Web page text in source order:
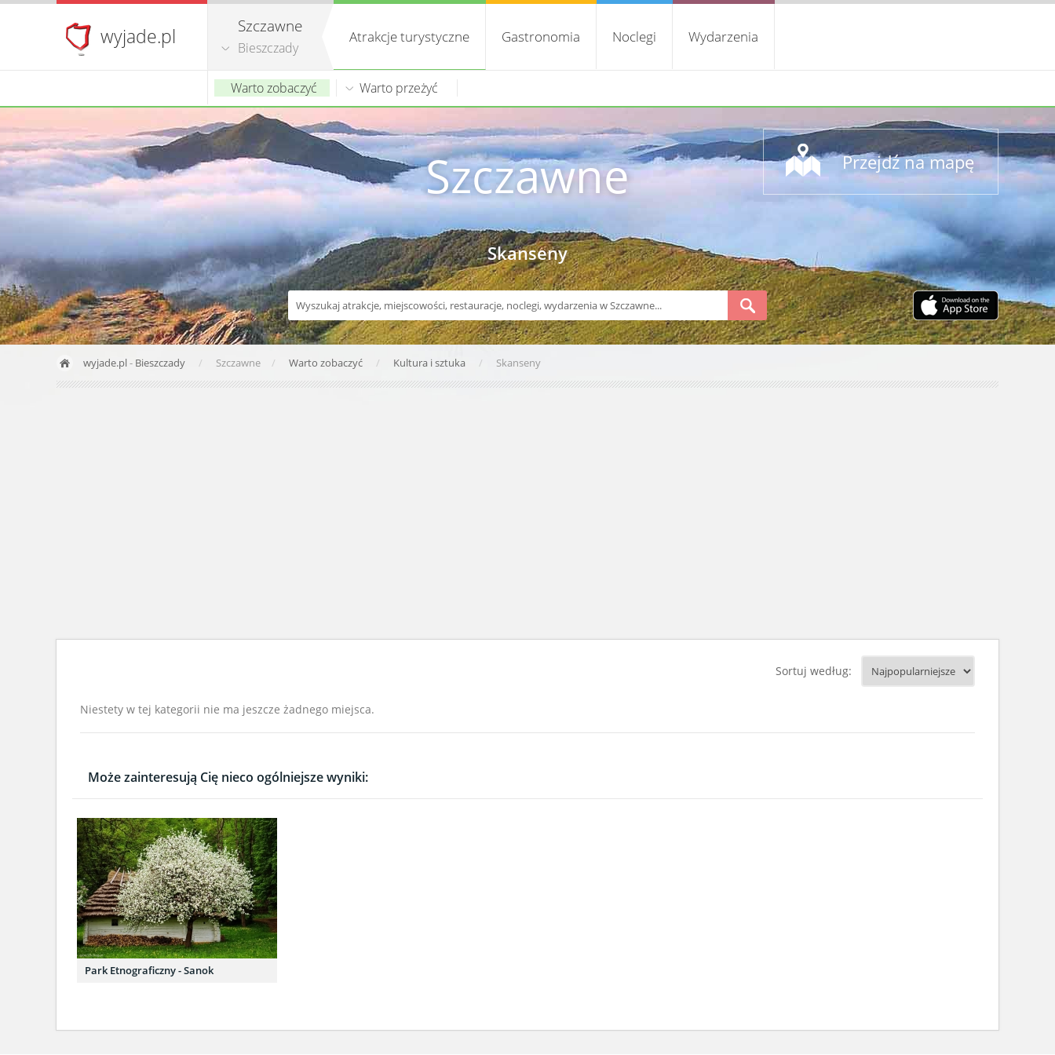
wyjade.pl Szczawne
Bieszczady
Atrakcje turystyczne
Warto zobaczyć Warto przeżyć
Gastronomia Noclegi Wydarzenia
Szczawne
Skanseny
Przejdź na mapę
wyjade.pl- Bieszczady Szczawne Warto zobaczyć Kultura i sztuka Skanseny
Sortuj według:
Niestety w tej kategorii nie ma jeszcze żadnego miejsca.
Może zainteresują Cię nieco ogólniejsze wyniki:
Park Etnograficzny - Sanok